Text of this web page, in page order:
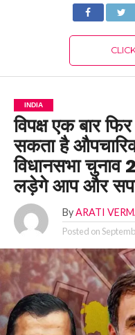
INDIA
विपक्ष एक बार
सकता है
विधानसभा
लड़ेगे आप और
By ARATI
Posted on